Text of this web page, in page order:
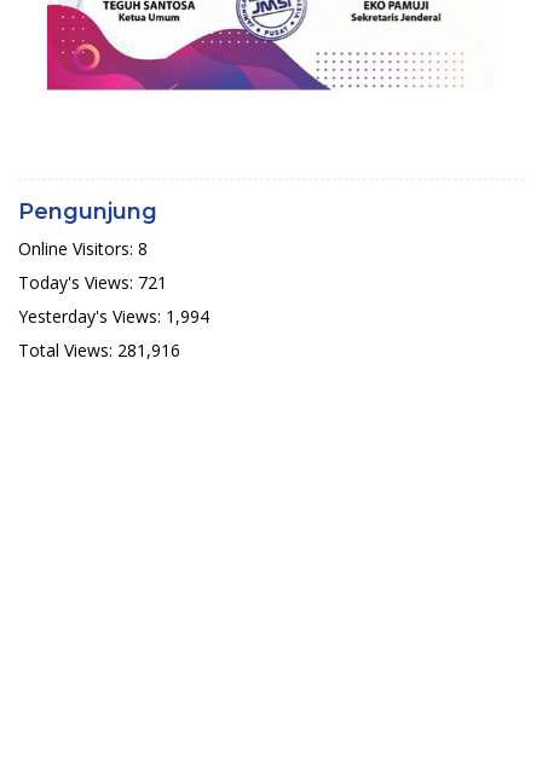
Pengunjung
Online Visitors: 8
Today's Views: 721
Yesterday's Views: 1,994
Total Views: 281,916